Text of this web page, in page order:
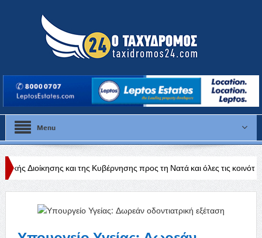
Menu
της Κυβέρνησης προς τη Νατά και όλες τις κοινότητες της Πάφου»